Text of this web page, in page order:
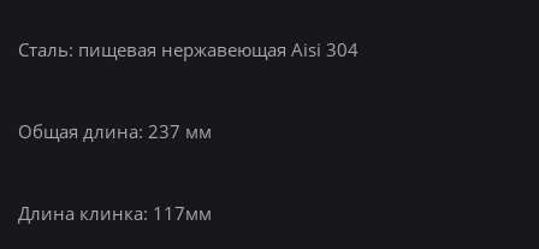
Сталь: пищевая нержавеющая Aisi 304
Общая длина: 237 мм
Длина клинка: 117мм